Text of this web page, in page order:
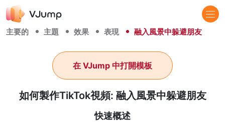
主要的 主題 效果 表現 融入風景中躲避朋友
如何製作TikTok視頻: 融入風景中躲避朋友
在 VJump 中打開模板
快速概述